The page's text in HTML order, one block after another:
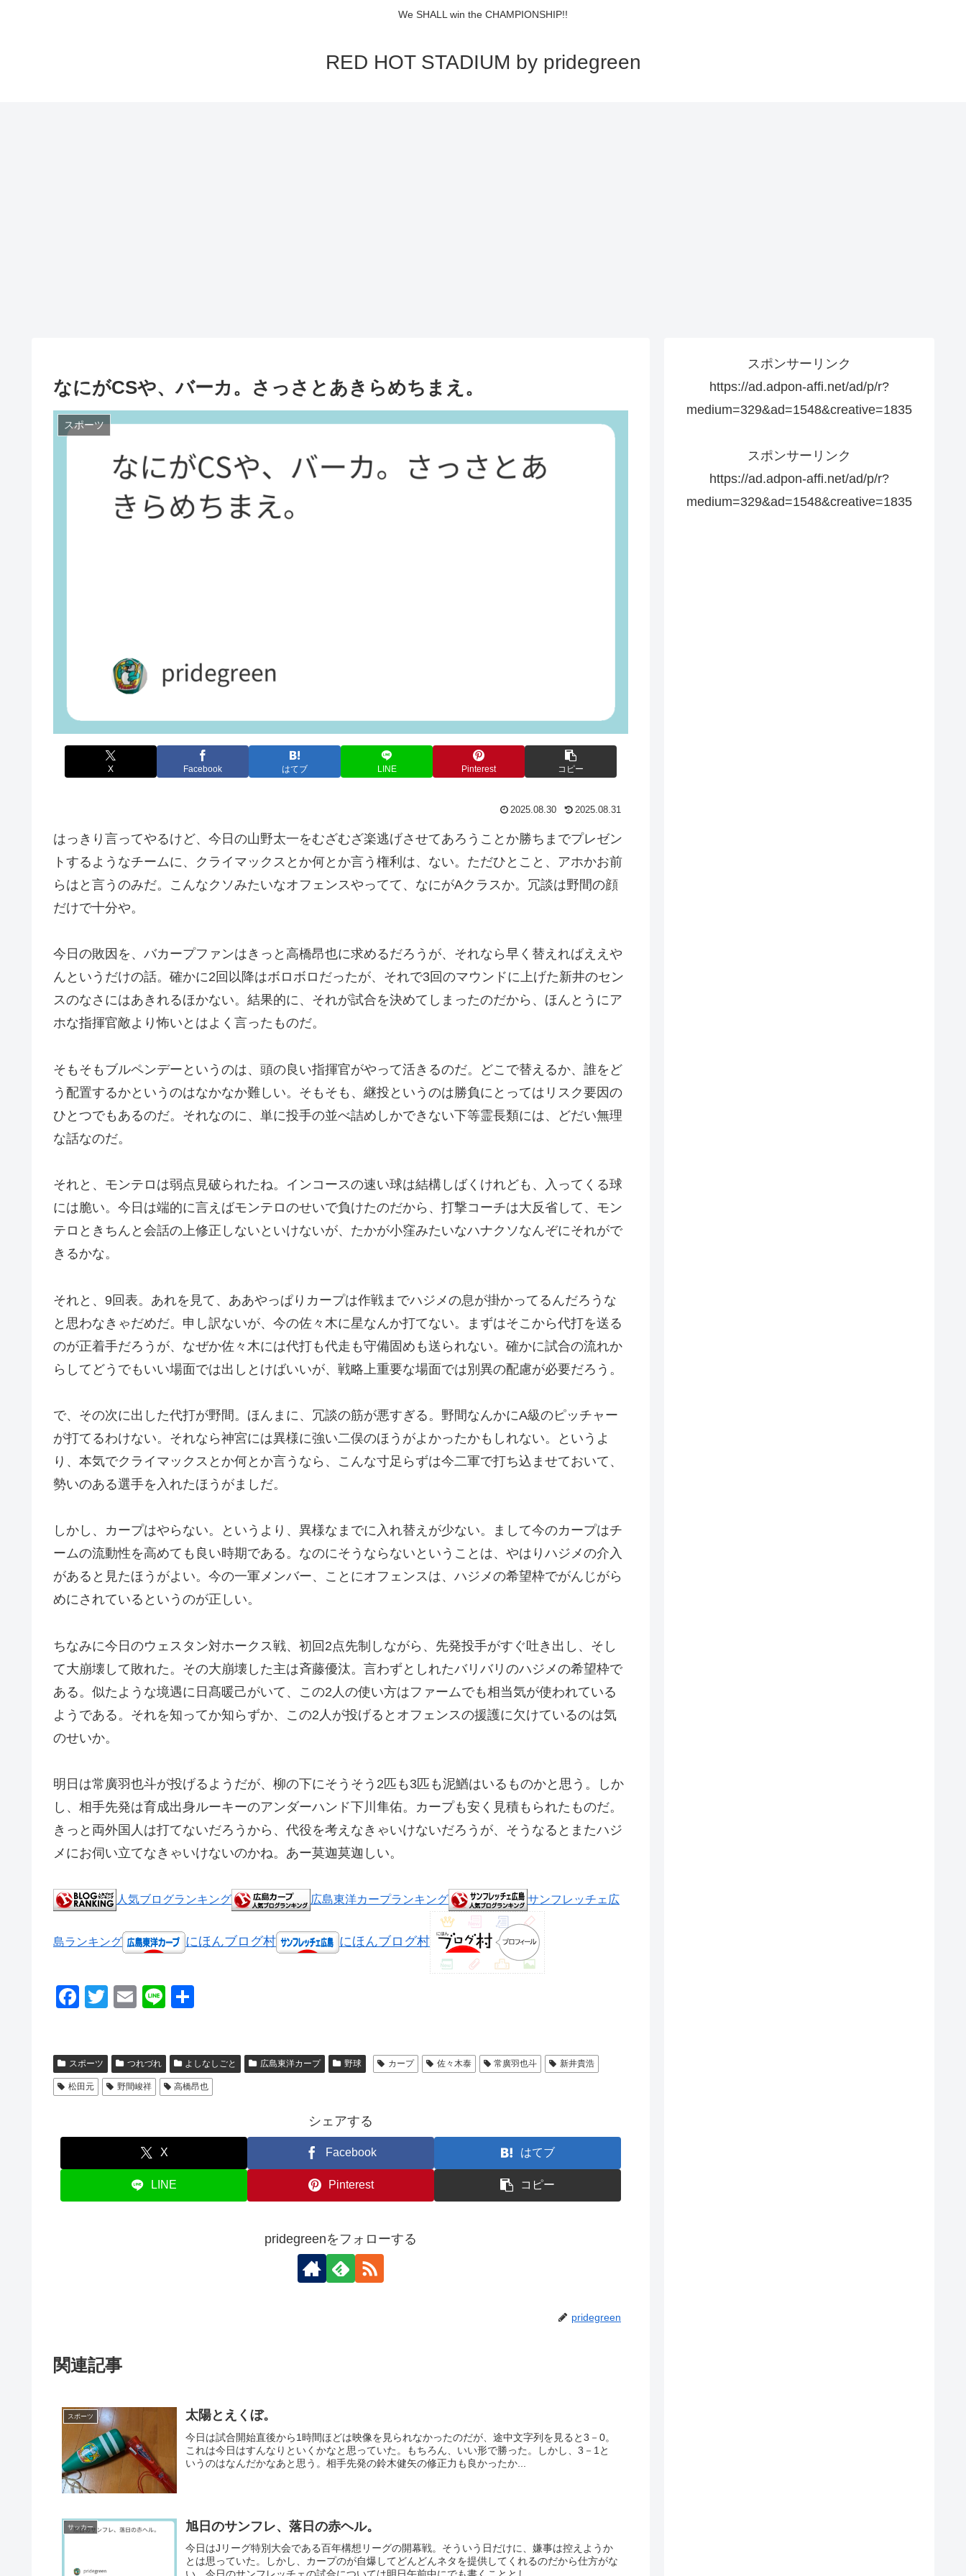
We SHALL win the CHAMPIONSHIP!!
RED HOT STADIUM by pridegreen
なにがCSや、バーカ。さっさとあきらめちまえ。
スポーツ
X Facebook はてブ LINE Pinterest コピー
2025.08.30 2025.08.31
はっきり言ってやるけど、今日の山野太一をむざむざ楽逃げさせてあろうことか勝ちまでプレゼン
トするようなチームに、クライマックスとか何とか言う権利は、ない。ただひとこと、アホかお前
らはと言うのみだ。こんなクソみたいなオフェンスやってて、なにがAクラスか。冗談は野間の顔
だけで十分や。
今日の敗因を、バカープファンはきっと高橋昂也に求めるだろうが、それなら早く替えればええや
んというだけの話。確かに2回以降はボロボロだったが、それで3回のマウンドに上げた新井のセン
スのなさにはあきれるほかない。結果的に、それが試合を決めてしまったのだから、ほんとうにア
ホな指揮官敵より怖いとはよく言ったものだ。
そもそもブルペンデーというのは、頭の良い指揮官がやって活きるのだ。どこで替えるか、誰をど
う配置するかというのはなかなか難しい。そもそも、継投というのは勝負にとってはリスク要因の
ひとつでもあるのだ。それなのに、単に投手の並べ詰めしかできない下等霊長類には、どだい無理
な話なのだ。
それと、モンテロは弱点見破られたね。インコースの速い球は結構しばくけれども、入ってくる球
には脆い。今日は端的に言えばモンテロのせいで負けたのだから、打撃コーチは大反省して、モン
テロときちんと会話の上修正しないといけないが、たかが小窪みたいなハナクソなんぞにそれがで
きるかな。
それと、9回表。あれを見て、ああやっぱりカープは作戦までハジメの息が掛かってるんだろうな
と思わなきゃだめだ。申し訳ないが、今の佐々木に星なんか打てない。まずはそこから代打を送る
のが正着手だろうが、なぜか佐々木には代打も代走も守備固めも送られない。確かに試合の流れか
らしてどうでもいい場面では出しとけばいいが、戦略上重要な場面では別異の配慮が必要だろう。
で、その次に出した代打が野間。ほんまに、冗談の筋が悪すぎる。野間なんかにA級のピッチャー
が打てるわけない。それなら神宮には異様に強い二俣のほうがよかったかもしれない。というよ
り、本気でクライマックスとか何とか言うなら、こんな寸足らずは今二軍で打ち込ませておいて、
勢いのある選手を入れたほうがましだ。
しかし、カープはやらない。というより、異様なまでに入れ替えが少ない。まして今のカープはチ
ームの流動性を高めても良い時期である。なのにそうならないということは、やはりハジメの介入
があると見たほうがよい。今の一軍メンバー、ことにオフェンスは、ハジメの希望枠でがんじがら
めにされているというのが正しい。
ちなみに今日のウェスタン対ホークス戦、初回2点先制しながら、先発投手がすぐ吐き出し、そし
て大崩壊して敗れた。その大崩壊した主は斉藤優汰。言わずとしれたバリバリのハジメの希望枠で
ある。似たような境遇に日髙暖己がいて、この2人の使い方はファームでも相当気が使われている
ようである。それを知ってか知らずか、この2人が投げるとオフェンスの援護に欠けているのは気
のせいか。
明日は常廣羽也斗が投げるようだが、柳の下にそうそう2匹も3匹も泥鰌はいるものかと思う。しか
し、相手先発は育成出身ルーキーのアンダーハンド下川隼佑。カープも安く見積もられたものだ。
きっと両外国人は打てないだろうから、代役を考えなきゃいけないだろうが、そうなるとまたハジ
メにお伺い立てなきゃいけないのかね。あー莫迦莫迦しい。
人気ブログランキング 広島東洋カープランキング サンフレッチェ広
島ランキング にほんブログ村 にほんブログ村
F
e
b
o
T
er
E
Li
スポーツ つれづれ よしなしごと 広島東洋カープ 野球 カープ 佐々木泰 常廣羽也斗 新井貴浩
松田元 野間峻祥 高橋昂也
シェアする
X Facebook はてブ
LINE Pinterest コピー
pridegreenをフォローする
pridegreen
関連記事
スポーツ 太陽とえくぼ。
今日は試合開始直後から1時間ほどは映像を見られなかったのだが、途中文字列を見ると3－0。
これは今日はすんなりといくかなと思っていた。もちろん、いい形で勝った。しかし、3－1と
いうのはなんだかなあと思う。相手先発の鈴木健矢の修正力も良かったか...
サッカー 旭日のサンフレ、落日の赤ヘル。
今日はJリーグ特別大会である百年構想リーグの開幕戦。そういう日だけに、嫌事は控えようか
とは思っていた。しかし、カープのが自爆してどんどんネタを提供してくれるのだから仕方がな
い。今日のサンフレッチェの試合については明日午前中にでも書くこととし...
スポンサーリンク
https://ad.adpon-affi.net/ad/p/r?
medium=329&ad=1548&creative=1835
スポンサーリンク
https://ad.adpon-affi.net/ad/p/r?
medium=329&ad=1548&creative=1835